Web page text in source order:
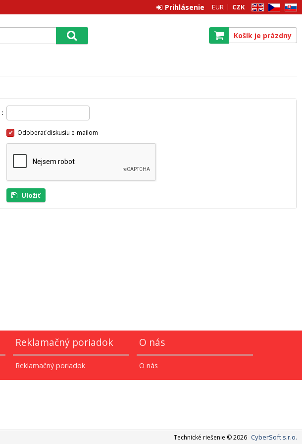
EN CZ SK
EUR CZK
Prihlásenie
Košík je prázdny
Odoberať diskusiu e-mailom
Uložiť
Reklamačný poriadok
Reklamačný poriadok
O nás
O nás
Technické riešenie © 2026 CyberSoft s.r.o.